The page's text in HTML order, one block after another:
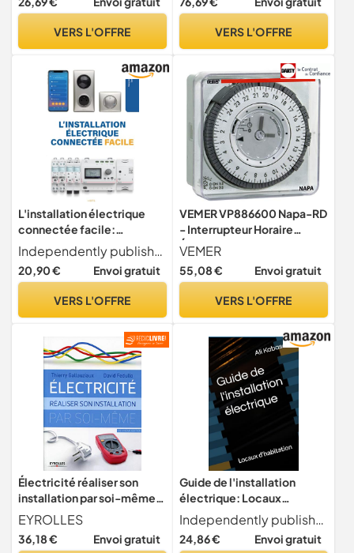
C 15-100 et du guide UTE C
VERS L'OFFRE
certifiées VDE 200 mm, 13
VERS L'OFFRE
L'installation électrique
connectée facile:
Solutions et schémas
pratiques
Independently published
20,90 € Envoi gratuit
VERS L'OFFRE
VEMER VP886600 Napa-RD
- Interrupteur Horaire
Électromécanique à
Chevaliers, Minuterie
Programmation
de Panneau, Gris Clair
VEMER
55,08 € Envoi gratuit
VERS L'OFFRE
Électricité réaliser son
installation par soi-même:
REALISER SON
INSTALLATION ELECTRIQUE
PAR SOI-MEME
EYROLLES
36,18 € Envoi gratuit
Guide de l'installation
électrique: Locaux
d'habitation
Independently published
24,86 € Envoi gratuit